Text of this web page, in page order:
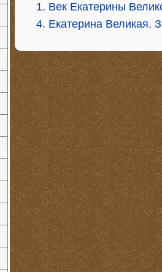
1. Век Екатерины
4. Екатерина Великая.